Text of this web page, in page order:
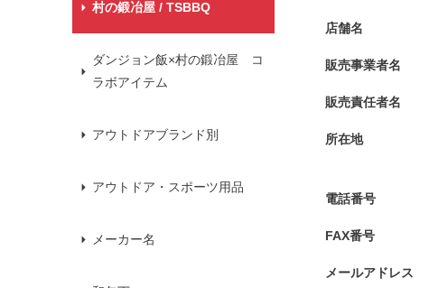
村の鍛冶屋 / TSBBQ
ダンジョン飯×村の鍛冶屋 コ
ラボアイテム
アウトドアブランド別
アウトドア・スポーツ用品
メーカー名
店舗名
販売事業者名
販売責任者名
所在地
電話番号
FAX番号
メールアドレス